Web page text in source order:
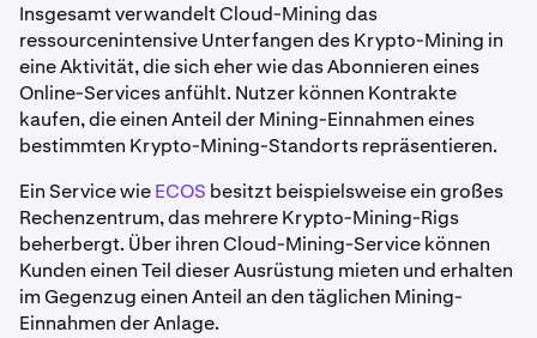
Insgesamt verwandelt Cloud-Mining das
ressourcenintensive Unterfangen des Krypto-Mining in
eine Aktivität, die sich eher wie das Abonnieren eines
Online-Services anfühlt. Nutzer können Kontrakte
kaufen, die einen Anteil der Mining-Einnahmen eines
bestimmten Krypto-Mining-Standorts repräsentieren.
Ein Service wieECOS besitzt beispielsweise ein großes
Rechenzentrum, das mehrere Krypto-Mining-Rigs
beherbergt. Über ihren Cloud-Mining-Service können
Kunden einen Teil dieser Ausrüstung mieten und erhalten
im Gegenzug einen Anteil an den täglichen Mining-
Einnahmen der Anlage.